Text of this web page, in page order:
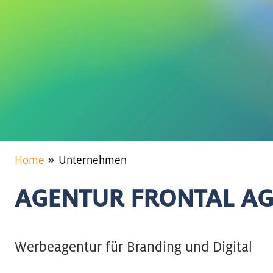
Home Unternehmen
AGENTUR FRONTAL AG
Werbeagentur für Branding und Digital